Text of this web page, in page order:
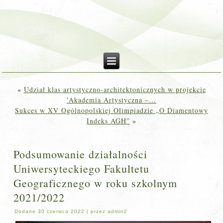
« Udział klas artystyczno-architektonicznych w projekcie
'Akademia Artystyczna –…
Sukces w XV Ogólnopolskiej Olimpiadzie „O Diamentowy
Indeks AGH” »
Podsumowanie działalności
Uniwersyteckiego Fakultetu
Geograficznego w roku szkolnym
2021/2022
Dodane 30 czerwca 2022 |przez admin2